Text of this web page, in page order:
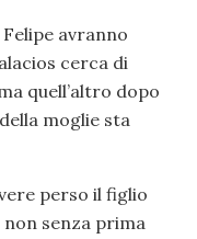
avranno
cerca di
quell’altro dopo
moglie sta
perso il figlio
senza prima